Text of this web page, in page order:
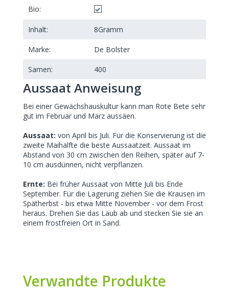
Bio:
Inhalt: 8Gramm
Marke: De Bolster
Samen: 400
Aussaat Anweisung
Bei einer Gewächshauskultur kann man Rote Bete sehr
gut im Februar und März aussäen.
Aussaat: von April bis Juli. Für die Konservierung ist die
zweite Maihälfte die beste Aussaatzeit. Aussaat im
Abstand von 30 cm zwischen den Reihen, später auf 7-
10 cm ausdünnen, nicht verpflanzen.
Ernte: Bei früher Aussaat von Mitte Juli bis Ende
September. Für die Lagerung ziehen Sie die Krausen im
Spätherbst - bis etwa Mitte November - vor dem Frost
heraus. Drehen Sie das Laub ab und stecken Sie sie an
einem frostfreien Ort in Sand.
Verwandte Produkte